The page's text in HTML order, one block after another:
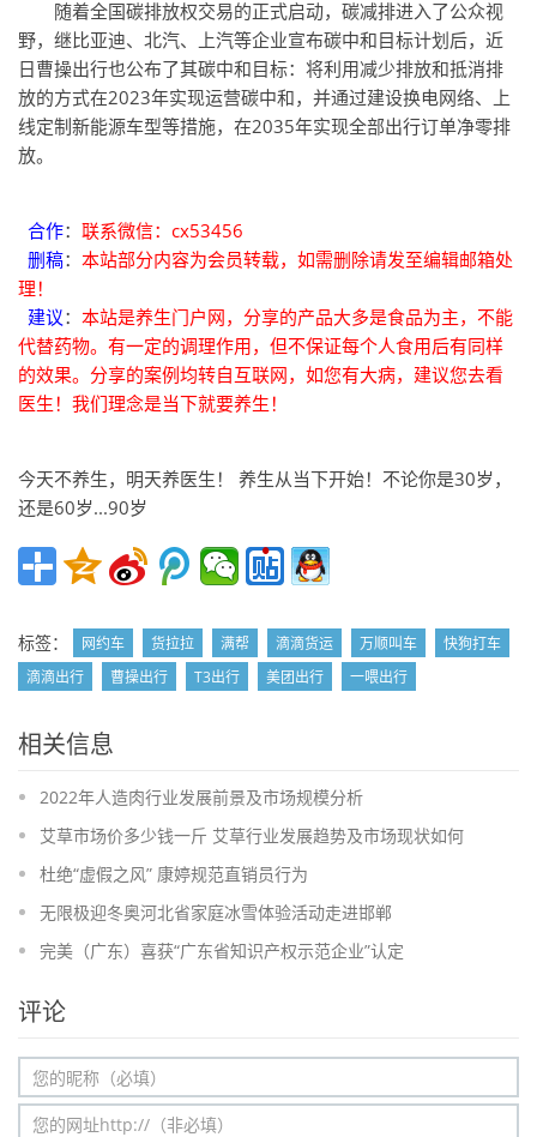
随着全国碳排放权交易的正式启动，碳减排进入了公众视
野，继比亚迪、北汽、上汽等企业宣布碳中和目标计划后，近
日曹操出行也公布了其碳中和目标：将利用减少排放和抵消排
放的方式在2023年实现运营碳中和，并通过建设换电网络、上
线定制新能源车型等措施，在2035年实现全部出行订单净零排
放。
合作： 联系微信：cx53456
删稿： 本站部分内容为会员转载，如需删除请发至编辑邮箱处
理！
建议： 本站是养生门户网，分享的产品大多是食品为主，不能
代替药物。有一定的调理作用，但不保证每个人食用后有同样
的效果。分享的案例均转自互联网，如您有大病，建议您去看
医生！我们理念是当下就要养生！
今天不养生，明天养医生！ 养生从当下开始！不论你是30岁，
还是60岁...90岁
标签： 网约车 货拉拉 满帮 滴滴货运 万顺叫车
快狗打车
滴滴出行
曹操出行 T3出行 美团出行 一喂出行
相关信息
2022年人造肉行业发展前景及市场规模分析
艾草市场价多少钱一斤 艾草行业发展趋势及市场现状如何
杜绝“虚假之风” 康婷规范直销员行为
无限极迎冬奥河北省家庭冰雪体验活动走进邯郸
完美（广东）喜获“广东省知识产权示范企业”认定
评论